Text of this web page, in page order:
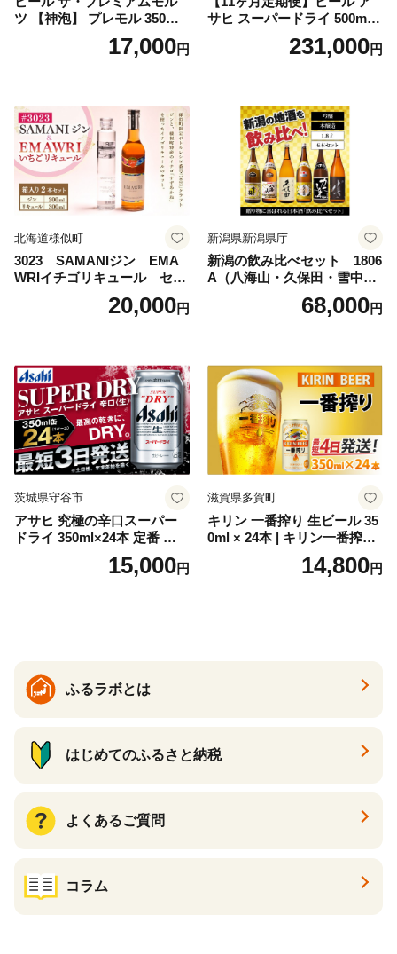
ツ 【神泡】 プレモル 350ml
× 24本 サントリー〈天然水の
ビール工場〉群馬※沖縄・離
17,000円
サヒ スーパードライ 500ml 2
4本 1ケース×11ヶ月 | アサヒ
ビール 究極の辛口 酒 お酒 ア
uper dry 11回 缶ビール 缶 ギ
フト 内祝い 茨城県守谷市 送
料無料
231,000円
北海道様似町
3023 SAMANIジン EMA
WRIイチゴリキュール セッ
ト（箱入り）【大人の味 酒
お酒 洋酒 スピリッツ クラフ
セット 詰め合わせ カクテル
ソーダ割り アルコール ロッ
ク ソーダ ジントニック 】
20,000円
新潟県新潟県庁
新潟の飲み比べセット 1806
A（八海山・久保田・雪中
梅・越乃寒梅・かたふね・千
68,000円
茨城県守谷市
アサヒ 究極の辛口スーパー
ドライ 350ml×24本 定番 ビー
ル 缶ビール 酒 お酒 アルコー
15,000円
滋賀県多賀町
キリン 一番搾り 生ビール 35
0ml × 24本 | キリン一番搾り
キリンビール 一番搾り ビー
ル 24缶 きりんいちばんしぼ
14,800円
ふるラボとは
はじめてのふるさと納税
よくあるご質問
コラム